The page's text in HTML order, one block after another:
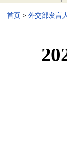
首页 > 外交部发言